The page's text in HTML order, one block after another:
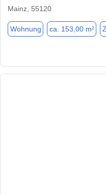
Mainz, 55120
Wohnung ca. 153,00 m²